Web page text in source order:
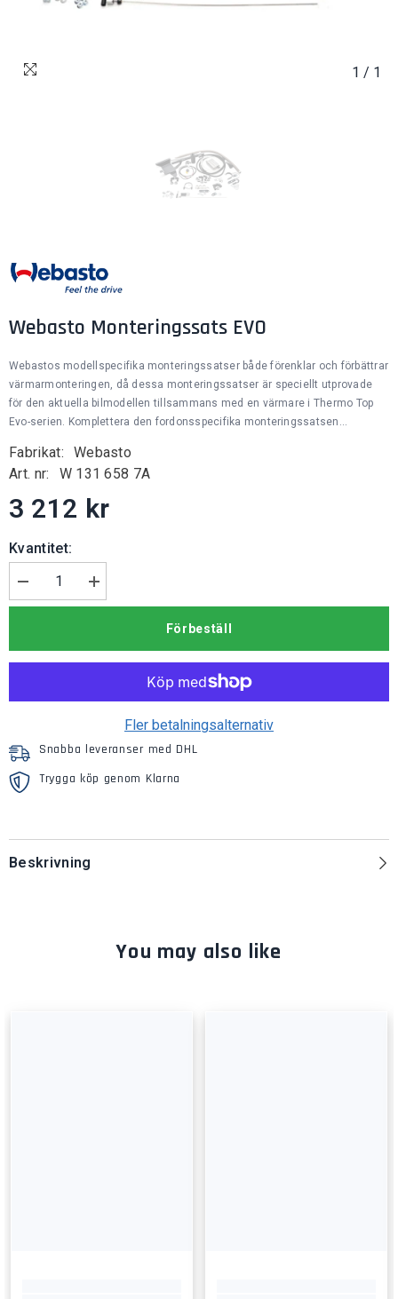
1 / 1
Webasto Monteringssats EVO
Webastos modellspecifika monteringssatser både förenklar och förbättrar
värmarmonteringen, då dessa monteringssatser är speciellt utprovade
för den aktuella bilmodellen tillsammans med en värmare i Thermo Top
Evo-serien. Komplettera den fordonsspecifika monteringssatsen...
Fabrikat:
Webasto
Art. nr:
W 131 658 7A
3 212 kr
Kvantitet:
Minska
mängden
Monteringssats
Öka
kvantiteten
Monteringssats
Förbeställ
Fler betalningsalternativ
Snabba leveranser med DHL
Trygga köp genom Klarna
Beskrivning
You may also like